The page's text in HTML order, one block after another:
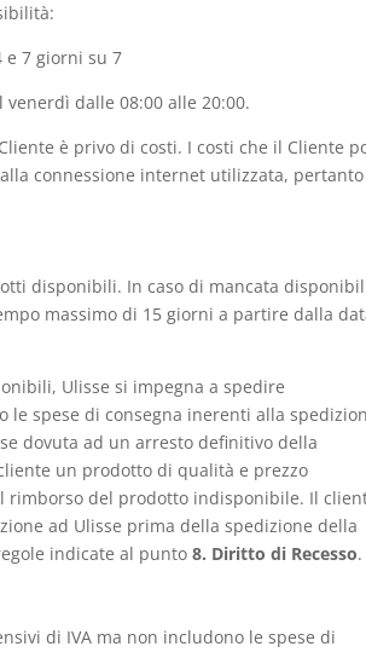
7 giorni su 7
dalle 08:00 alle 20:00.
è privo di costi. I costi che il Cliente
connessione internet utilizzata,
disponibili. In caso di mancata
massimo di 15 giorni a partire dalla
Ulisse si impegna a spedire
spese di consegna inerenti alla
dovuta ad un arresto definitivo della
un prodotto di qualità e prezzo
rimborso del prodotto indisponibile. Il
ad Ulisse prima della spedizione della
indicate al punto8. Diritto di Recesso.
di IVA ma non includono le spese di